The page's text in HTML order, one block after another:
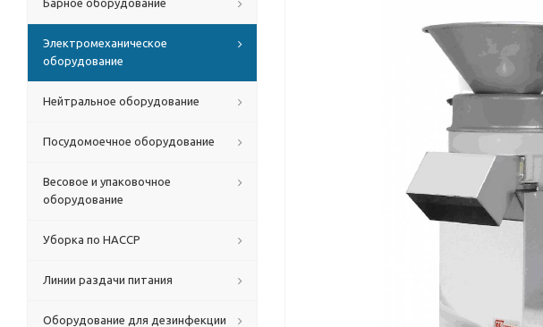
Барное оборудование
Электромеханическое
оборудование
Нейтральное оборудование
Посудомоечное оборудование
Весовое и упаковочное
оборудование
Уборка по HACCP
Линии раздачи питания
Оборудование для дезинфекции